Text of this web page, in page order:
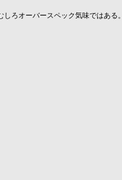
ろオーバースペック気味ではある。